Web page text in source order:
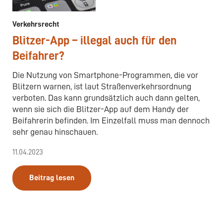
Verkehrsrecht
Blitzer-App – illegal auch für den
Beifahrer?
Die Nutzung von Smartphone-Programmen, die vor
Blitzern warnen, ist laut Straßenverkehrsordnung
verboten. Das kann grundsätzlich auch dann gelten,
wenn sie sich die Blitzer-App auf dem Handy der
Beifahrerin befinden. Im Einzelfall muss man dennoch
sehr genau hinschauen.
11.04.2023
Beitrag lesen